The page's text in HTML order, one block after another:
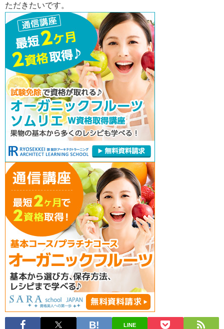
ただきたいです。
LINE